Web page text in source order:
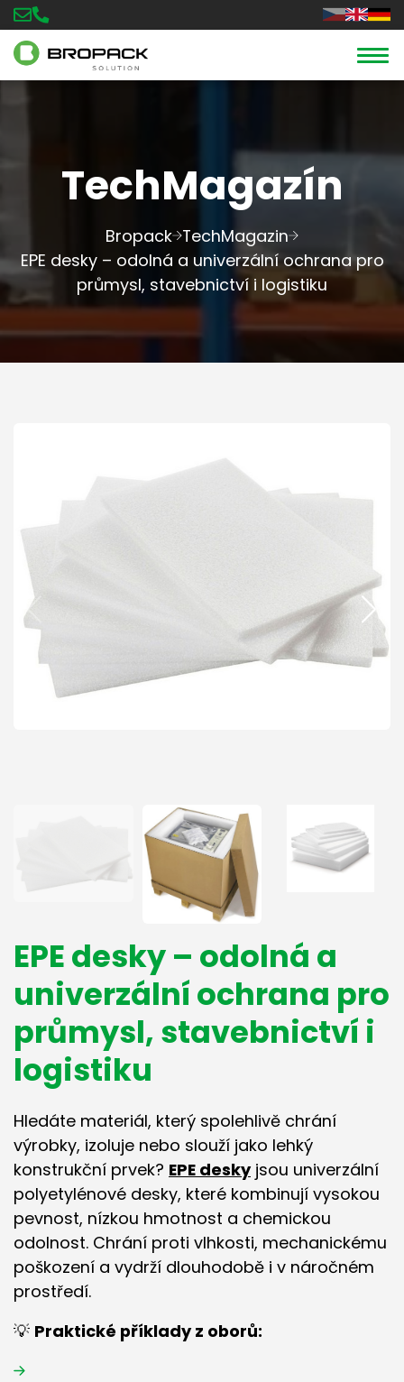
TechMagazín
Bropack TechMagazin
EPE desky – odolná a univerzální ochrana pro
průmysl, stavebnictví i logistiku
EPE desky – odolná a
univerzální ochrana pro
průmysl, stavebnictví i
logistiku
Hledáte materiál, který spolehlivě chrání
výrobky, izoluje nebo slouží jako lehký
konstrukční prvek? EPE deskyjsou univerzální
polyetylénové desky, které kombinují vysokou
pevnost, nízkou hmotnost a chemickou
odolnost. Chrání proti vlhkosti, mechanickému
poškození a vydrží dlouhodobě i v náročném
prostředí.
💡 Praktické příklady z oborů: